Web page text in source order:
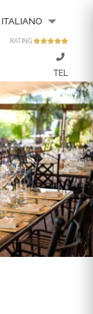
ITALIANO
RATING
TEL